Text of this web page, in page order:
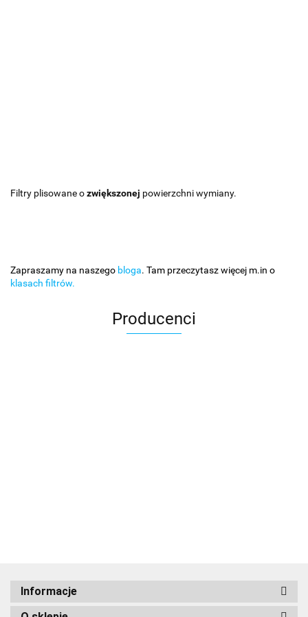
Filtry plisowane ozwiększonej powierzchni wymiany.
Zapraszamy na naszego bloga. Tam przeczytasz więcej m.in o
klasach filtrów.
Producenci
Informacje